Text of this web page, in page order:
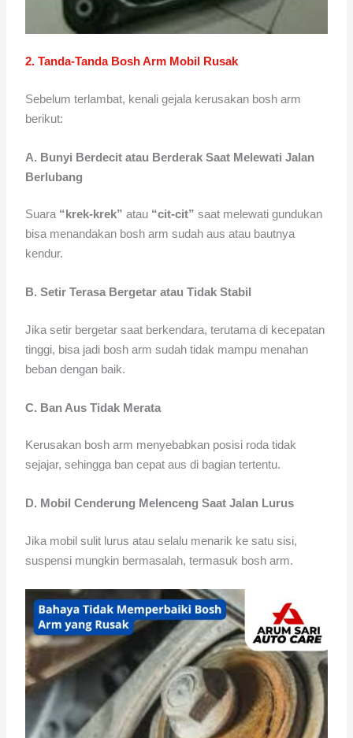
2. Tanda-Tanda Bosh Arm Mobil Rusak
Sebelum terlambat, kenali gejala kerusakan bosh arm
berikut:
A. Bunyi Berdecit atau Berderak Saat Melewati Jalan
Berlubang
Suara “krek-krek” atau “cit-cit” saat melewati gundukan
bisa menandakan bosh arm sudah aus atau bautnya
kendur.
B. Setir Terasa Bergetar atau Tidak Stabil
Jika setir bergetar saat berkendara, terutama di kecepatan
tinggi, bisa jadi bosh arm sudah tidak mampu menahan
beban dengan baik.
C. Ban Aus Tidak Merata
Kerusakan bosh arm menyebabkan posisi roda tidak
sejajar, sehingga ban cepat aus di bagian tertentu.
D. Mobil Cenderung Melenceng Saat Jalan Lurus
Jika mobil sulit lurus atau selalu menarik ke satu sisi,
suspensi mungkin bermasalah, termasuk bosh arm.